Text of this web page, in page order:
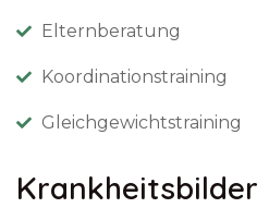
Elternberatung
Koordinationstraining
Gleichgewichtstraining
Krankheitsbilder